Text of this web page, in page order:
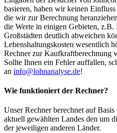
basieren, haben wir keinen
die wir zur Berechnung
die Werte in einigen Gebieten, z.B.
Großstädten deutlich abweichen
Lebenshaltungskosten wesentlich
Rechner zur Kaufkraftberechnung
Sollte Ihnen ein Fehler auffallen,
an info@lohnanalyse.de!
Wie funktioniert der Rechner?
Unser Rechner berechnet auf
aktuell gewählten Landes den um
der jeweiligen anderen Länder.